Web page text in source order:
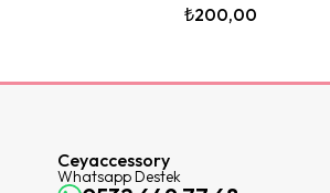
₺200,00
Ceyaccessory
Whatsapp Destek